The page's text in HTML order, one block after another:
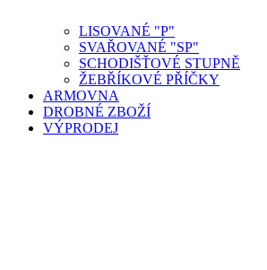
LISOVANÉ "P"
SVAŘOVANÉ "SP"
SCHODIŠŤOVÉ STUPNĚ
ŽEBŘÍKOVÉ PŘÍČKY
ARMOVNA
DROBNÉ ZBOŽÍ
VÝPRODEJ